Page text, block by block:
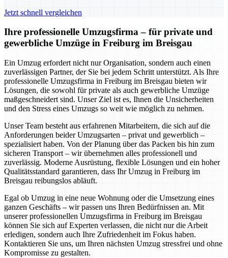
Jetzt schnell vergleichen
Ihre professionelle Umzugsfirma – für private und
gewerbliche Umzüge in Freiburg im Breisgau
Ein Umzug erfordert nicht nur Organisation, sondern auch einen
zuverlässigen Partner, der Sie bei jedem Schritt unterstützt. Als Ihre
professionelle Umzugsfirma in Freiburg im Breisgau bieten wir
Lösungen, die sowohl für private als auch gewerbliche Umzüge
maßgeschneidert sind. Unser Ziel ist es, Ihnen die Unsicherheiten
und den Stress eines Umzugs so weit wie möglich zu nehmen.
Unser Team besteht aus erfahrenen Mitarbeitern, die sich auf die
Anforderungen beider Umzugsarten – privat und gewerblich –
spezialisiert haben. Von der Planung über das Packen bis hin zum
sicheren Transport – wir übernehmen alles professionell und
zuverlässig. Moderne Ausrüstung, flexible Lösungen und ein hoher
Qualitätsstandard garantieren, dass Ihr Umzug in Freiburg im
Breisgau reibungslos abläuft.
Egal ob Umzug in eine neue Wohnung oder die Umsetzung eines
ganzen Geschäfts – wir passen uns Ihren Bedürfnissen an. Mit
unserer professionellen Umzugsfirma in Freiburg im Breisgau
können Sie sich auf Experten verlassen, die nicht nur die Arbeit
erledigen, sondern auch Ihre Zufriedenheit im Fokus haben.
Kontaktieren Sie uns, um Ihren nächsten Umzug stressfrei und ohne
Kompromisse zu gestalten.